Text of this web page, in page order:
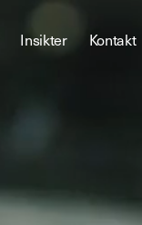
Insikter Kontakt